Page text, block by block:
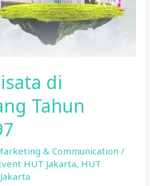
di
Tahun
& Communication /
HUT Jakarta, HUT